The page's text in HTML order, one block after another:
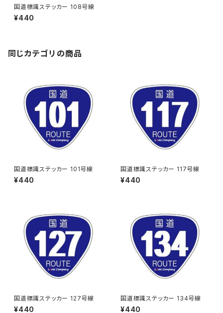
国道標識ステッカー 108号線
¥440
同じカテゴリの商品
国道標識ステッカー 101号線
¥440
国道標識ステッカー 117号線
¥440
国道標識ステッカー 127号線
¥440
国道標識ステッカー 134号線
¥440